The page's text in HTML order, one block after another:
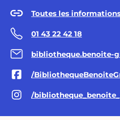
Toutes les
01 43 22 42 18
bibliotheque.benoite-
/
/